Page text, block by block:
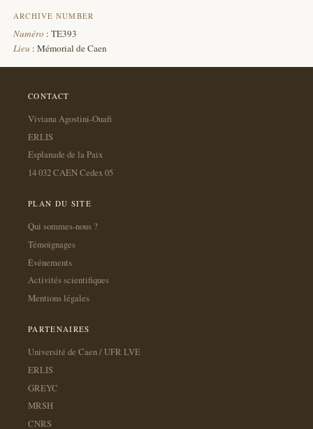
ARCHIVE NUMBER
Numéro : TE393
Lieu : Mémorial de Caen
CONTACT
Viviana Agostini-Ouafi
ERLIS
Esplanade de la Paix
14 032 CAEN Cedex 05
PLAN DU SITE
Qui sommes-nous ?
Témoignages
Événements
Activités scientifiques
Mentions légales
PARTENAIRES
Université de Caen / UFR LVE
ERLIS
GREYC
MRSH
CNRS